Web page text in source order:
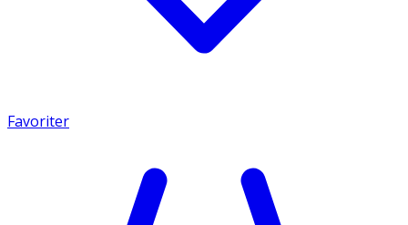
Favoriter